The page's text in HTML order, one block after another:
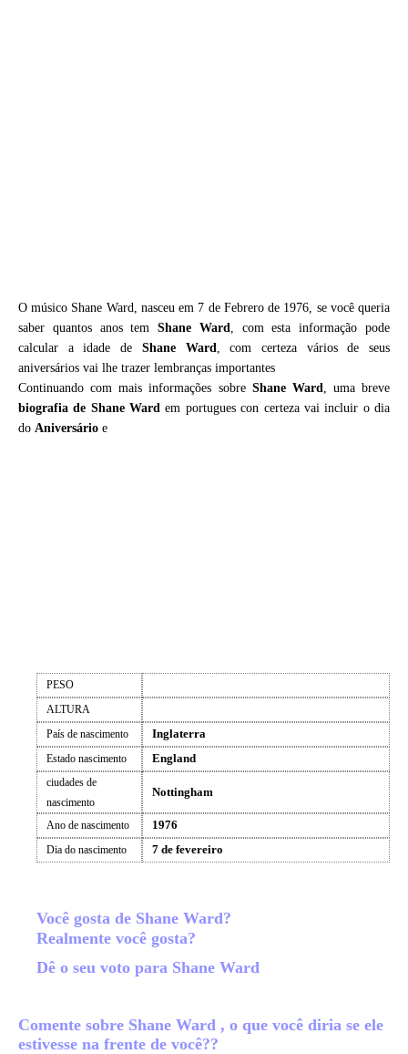
O músico Shane Ward, nasceu em 7 de Febrero de 1976, se você queria
saber quantos anos temShane Ward, com esta informação pode
calcular a idade de Shane Ward, com certeza vários de seus
aniversários vai lhe trazer lembranças importantes
Continuando com mais informações sobre Shane Ward, uma breve
biografia de Shane Ward em portugues con certeza vai incluir o dia
do Aniversário e
PESO
ALTURA
País de nascimento
Inglaterra
Estado nascimento England
ciudades de
nascimento
Nottingham
Ano de nascimento 1976
Dia do nascimento 7 de fevereiro
Você gosta de Shane Ward?
Realmente você gosta?
Dê o seu voto para Shane Ward
Comente sobre Shane Ward , o que você diria se ele
estivesse na frente de você??